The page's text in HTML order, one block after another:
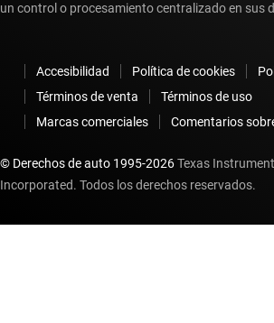
un control o procesamiento centralizado en sus
Accesibilidad Política de cookies
Términos de venta
Términos de uso
Marcas comerciales
Comentarios
© Derechos de auto 1995-2026Texas
Incorporated. Todos los derechos reservados.